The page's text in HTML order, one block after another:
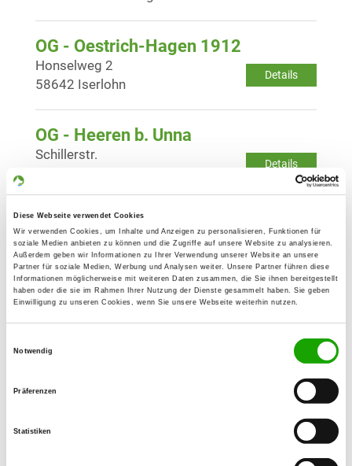
Diese Webseite verwendet Cookies
Wir verwenden Cookies, um Inhalte und Anzeigen zu personalisieren, Funktionen für
soziale Medien anbieten zu können und die Zugriffe auf unsere Website zu analysieren.
Außerdem geben wir Informationen zu Ihrer Verwendung unserer Website an unsere
Partner für soziale Medien, Werbung und Analysen weiter. Unsere Partner führen diese
Informationen möglicherweise mit weiteren Daten zusammen, die Sie ihnen bereitgestellt
haben oder die sie im Rahmen Ihrer Nutzung der Dienste gesammelt haben. Sie geben
Einwilligung zu unseren Cookies, wenn Sie unsere Webseite weiterhin nutzen.
Notwendig
Präferenzen
Statistiken
OG - Oestrich-Hagen 1912
Details
Honselweg 2
58642 Iserlohn
OG - Heeren b. Unna
Details
Schillerstr.
OG - Hemer
Details
Walesstr. 10
58675 Hemer
OG - Hohenlimburg
Details
58642 Iserlohn-Letmathe
Details